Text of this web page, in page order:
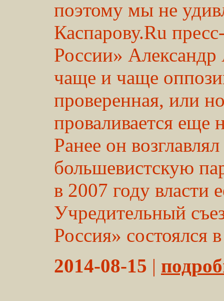
поэтому мы не
Каспарову.Ru
России» Александр
чаще и чаще
проверенная, или
проваливается еще
Ранее он
большевистскую
в 2007 году власти
Учредительный
Россия» состоялся
2014-08-15 |